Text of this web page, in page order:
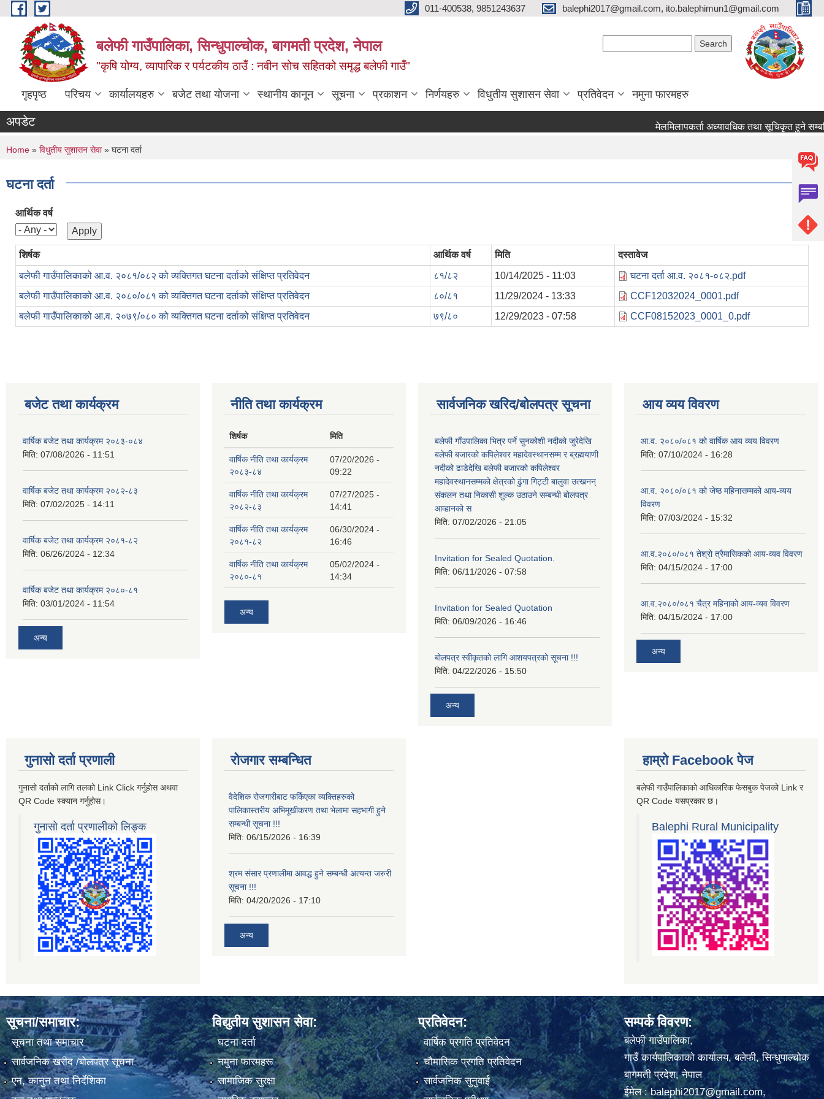
Skip to main content 011-400538, 9851243637 balephi2017@gmail.com, ito.balephimun1@gmail.com
बलेफी गाउँपालिका, सिन्धुपाल्चोक, बागमती प्रदेश, नेपाल
"कृषि योग्य, व्यापारिक र पर्यटकीय ठाउँ : नवीन सोच सहितको समृद्ध बलेफी गाउँ"
गृहपृष्ठ परिचय कार्यालयहरु बजेट तथा योजना स्थानीय कानून सूचना प्रकाशन निर्णयहरु विधुतीय सुशासन सेवा प्रतिवेदन नमुना फारमहरु
अपडेट मेलमिलापकर्ता अध्यावधिक तथा सूचिकृत हुने सम्बन्धि
You are here
Home » विधुतीय सुशासन सेवा» घटना दर्ता
घटना दर्ता
आर्थिक वर्ष
शिर्षक आर्थिक वर्ष मिति
दस्तावेज
बलेफी गाउँपालिकाको आ.व. २०८१/०८२ को व्यक्तिगत घटना दर्ताको संक्षिप्त प्रतिवेदन
८१/८२ 10/14/2025 - 11:03
घटना दर्ता आ.व. २०८१-०८२.pdf
बलेफी गाउँपालिकाको आ.व. २०८०/०८१ को व्यक्तिगत घटना दर्ताको संक्षिप्त प्रतिवेदन
८०/८१ 11/29/2024 - 13:33
CCF12032024_0001.pdf
बलेफी गाउँपालिकाको आ.व. २०७९/०८० को व्यक्तिगत घटना दर्ताको संक्षिप्त प्रतिवेदन
७९/८० 12/29/2023 - 07:58 CCF08152023_0001_0.pdf
बजेट तथा कार्यक्रम
वार्षिक बजेट तथा कार्यक्रम २०८३-०८४
मिति: 07/08/2026 - 11:51
वार्षिक बजेट तथा कार्यक्रम २०८२-८३
मिति: 07/02/2025 - 14:11
वार्षिक बजेट तथा कार्यक्रम २०८१-८२
मिति: 06/26/2024 - 12:34
वार्षिक बजेट तथा कार्यक्रम २०८०-८१
मिति: 03/01/2024 - 11:54
अन्य
नीति तथा कार्यक्रम
शिर्षक मिति
वार्षिक नीति तथा कार्यक्रम
२०८३-८४
07/20/2026 -
09:22
वार्षिक नीति तथा कार्यक्रम
२०८२-८३
07/27/2025 -
14:41
वार्षिक नीति तथा कार्यक्रम
२०८१-८२
06/30/2024 -
16:46
वार्षिक नीति तथा कार्यक्रम
२०८०-८१
05/02/2024 -
14:34
अन्य
सार्वजनिक खरिद/बोलपत्र सूचना
बलेफी गाँउपालिका भित्र पर्ने सुनकोशी नदीको जुरेदेखि
बलेफी बजारको कपिलेश्वर महादेवस्थानसम्म र ब्रह्मयाणी
नदीको ढाडेदेखि बलेफी बजारको कपिलेश्वर
महादेवस्थानसम्मको क्षेत्रको ढुंगा गिट्टी बालुवा उत्खनन्
संकलन तथा निकासी शुल्क उठाउने सम्बन्धी बोलपत्र
आव्हानको स
मिति: 07/02/2026 - 21:05
Invitation for Sealed Quotation.
मिति: 06/11/2026 - 07:58
Invitation for Sealed Quotation
मिति: 06/09/2026 - 16:46
बोलपत्र स्वीकृतको लागि आशयपत्रको सूचना !!!
मिति: 04/22/2026 - 15:50
अन्य
आय व्यय विवरण
आ.व. २०८०/०८१ को वार्षिक आय व्यय विवरण
मिति: 07/10/2024 - 16:28
आ.व. २०८०/०८१ को जेष्ठ महिनासम्मको आय-व्यय
विवरण
मिति: 07/03/2024 - 15:32
आ.व.२०८०/०८१ तेश्रो त्रैमासिकको आय-व्यव विवरण
मिति: 04/15/2024 - 17:00
आ.व.२०८०/०८१ चैत्र महिनाको आय-व्यव विवरण
मिति: 04/15/2024 - 17:00
अन्य
गुनासो दर्ता प्रणाली
गुनासो दर्ताको लागि तलको Link Click गर्नुहोस अथवा
QR Code स्क्यान गर्नुहोस।
गुनासो दर्ता प्रणालीको लिङ्क
रोजगार सम्बन्धित
वैदेशिक रोजगारीबाट फर्किएका व्यक्तिहरुको
पालिकास्तरीय अभिमूखीकरण तथा भेलामा सहभागी हुने
सम्बन्धी सूचना !!!
मिति: 06/15/2026 - 16:39
श्रम संसार प्रणालीमा आवद्ध हुने सम्बन्धी अत्यन्त जरुरी
सूचना !!!
मिति: 04/20/2026 - 17:10
अन्य
हाम्रो Facebook पेज
बलेफी गाउँपालिकाको आधिकारिक फेसबुक पेजको Link र
QR Code यसप्रकार छ।
Balephi Rural Municipality
सूचना/समाचार:
सूचना तथा समाचार
सार्वजनिक खरीद /बोलपत्र सूचना
एन, कानुन तथा निर्देशिका
विद्युतीय सुशासन सेवा:
घटना दर्ता
नमुना फारमहरू
सामाजिक सुरक्षा
प्रतिवेदन:
वार्षिक प्रगति प्रतिवेदन
चौमासिक प्रगति प्रतिवेदन
सार्वजनिक सुनुवाई
सम्पर्क विवरण:
बलेफी गाउँपालिका,
गाउँ कार्यपालिकाको कार्यालय, बलेफी, सिन्धुपाल्चोक
बागमती प्रदेश, नेपाल
ईमेल :balephi2017@gmail.com,